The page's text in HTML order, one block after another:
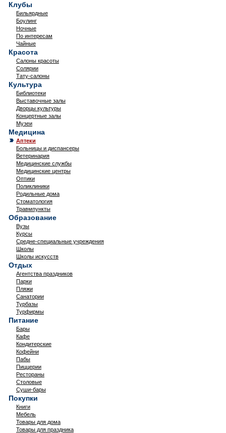
Клубы
Бильярдные
Боулинг
Ночные
По интересам
Чайные
Красота
Салоны красоты
Солярии
Тату-салоны
Культура
Библиотеки
Выставочные залы
Дворцы культуры
Концертные залы
Музеи
Медицина
Аптеки
Больницы и диспансеры
Ветеринария
Медицинские службы
Медицинские центры
Оптики
Поликлиники
Родильные дома
Стоматология
Травмпункты
Образование
Вузы
Курсы
Средне-специальные учреждения
Школы
Школы искусств
Отдых
Агентства праздников
Парки
Пляжи
Санатории
Турбазы
Турфирмы
Питание
Бары
Кафе
Кондитерские
Кофейни
Пабы
Пиццерии
Рестораны
Столовые
Суши-бары
Покупки
Книги
Мебель
Товары для дома
Товары для праздника